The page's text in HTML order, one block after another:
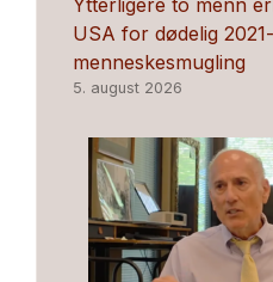
USA for dødelig
menneskesmugling
5. august 2026